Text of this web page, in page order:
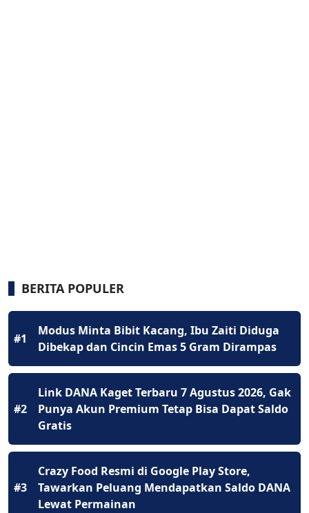
BERITA POPULER
#1
Modus Minta Bibit Kacang, Ibu Zaiti Diduga
Dibekap dan Cincin Emas 5 Gram Dirampas
#2
Link DANA Kaget Terbaru 7 Agustus 2026, Gak
Punya Akun Premium Tetap Bisa Dapat Saldo
Gratis
#3
Crazy Food Resmi di Google Play Store,
Tawarkan Peluang Mendapatkan Saldo DANA
Lewat Permainan